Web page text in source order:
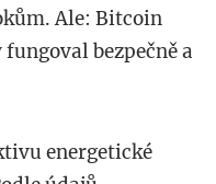
Ale: Bitcoin
bezpečně a
energetické